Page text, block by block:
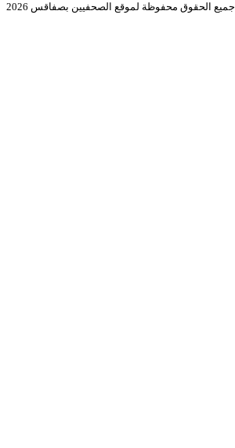
جميع الحقوق محفوظة لموقع الصحفيين بصفاقس 2026